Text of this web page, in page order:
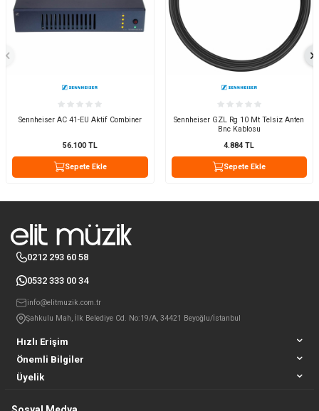
Sennheiser AC 41-EU Aktif Combiner
56.100TL
Sepete Ekle
Sennheiser GZL Rg 10 Mt Telsiz Anten
Bnc Kablosu
4.884 TL
Sepete Ekle
Hızlı Erişim
Önemli Bilgiler
Üyelik
0212 293 60 58
0532 333 00 34
info@elitmuzik.com.tr
Şahkulu Mah, İlk Belediye Cd. No:19/A, 34421 Beyoğlu/İstanbul